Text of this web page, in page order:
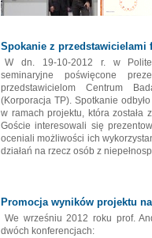
Spokanie z przedstawicielami
W dn. 19-10-2012 r. w
seminaryjne poświęcone
przedstawicielom Centrum
(Korporacja TP). Spotkanie
w ramach projektu, która została
Goście interesowali się
oceniali możliwości ich
działań na rzecz osób z
Promocja wyników projektu
We wrześniu 2012 roku prof.
dwóch konferencjach: